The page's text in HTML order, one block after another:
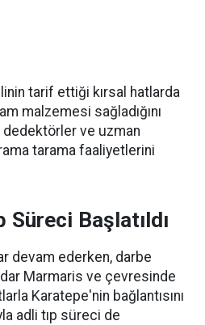
tarif ettiği kırsal hatlarda
malzemesi sağladığını
ve uzman
tarama faaliyetlerini
Süreci Başlatıldı
devam ederken, darbe
Marmaris ve çevresinde
Karatepe'nin bağlantısını
adli tıp süreci de